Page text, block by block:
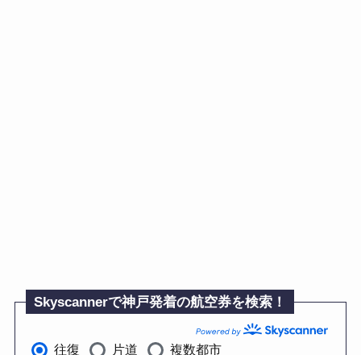
Skyscannerで神戸発着の航空券を検索！